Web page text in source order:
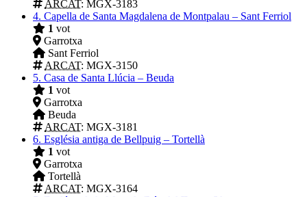
ARCAT: MGX-3183
4. Capella de Santa Magdalena de Montpalau – Sant Ferriol
1 vot
Garrotxa
Sant Ferriol
ARCAT: MGX-3150
5. Casa de Santa Llúcia – Beuda
1 vot
Garrotxa
Beuda
ARCAT: MGX-3181
6. Església antiga de Bellpuig – Tortellà
1 vot
Garrotxa
Tortellà
ARCAT: MGX-3164